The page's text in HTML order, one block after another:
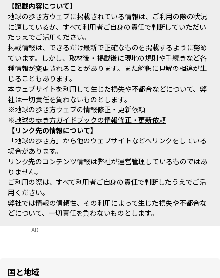
記載内容について
地球の歩き方ウェブに掲載されている情報は、ご利用の際の状況
に適しているか、すべて利用者ご自身の責任で判断していただい
たうえでご活用ください。
掲載情報は、できるだけ最新で正確なものを掲載するように努め
ています。しかし、取材後・掲載後に現地の規則や手続きなど各
種情報が変更されることがあります。また解釈に見解の相違が生
じることもあります。
本ウェブサイトを利用して生じた損失や不都合などについて、弊
社は一切責任を負わないものとします。
※地球の歩き方ウェブの情報修正・更新依頼
※地球の歩き方ガイドブックの情報修正・更新依頼
リンク先の情報について
「地球の歩き方」から他のウェブサイトなどへリンクをしている
場合があります。
リンク先のコンテンツ情報は弊社が運営管理しているものではあ
りません。
ご利用の際は、すべて利用者ご自身の責任で判断したうえでご活
用ください。
弊社では情報の信頼性、その利用によって生じた損失や不都合な
どについて、一切責任を負わないものとします。
AD
国と地域